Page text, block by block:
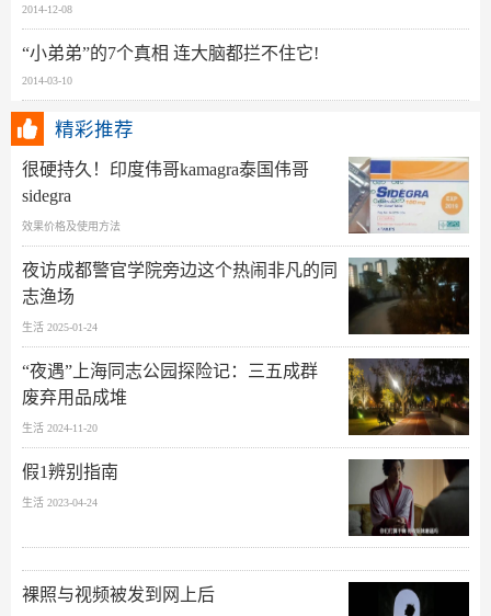
2014-12-08
“小弟弟”的7个真相 连大脑都拦不住它!
2014-03-10
精彩推荐
很硬持久！印度伟哥kamagra泰国伟哥
sidegra
效果价格及使用方法
夜访成都警官学院旁边这个热闹非凡的同
志渔场
生活 2025-01-24
“夜遇”上海同志公园探险记：三五成群
废弃用品成堆
生活 2024-11-20
假1辨别指南
生活 2023-04-24
裸照与视频被发到网上后